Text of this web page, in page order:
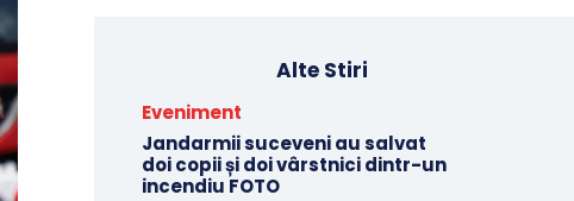
Alte Stiri
Eveniment
Jandarmii suceveni au salvat
doi copii și doi vârstnici dintr-un
incendiu FOTO